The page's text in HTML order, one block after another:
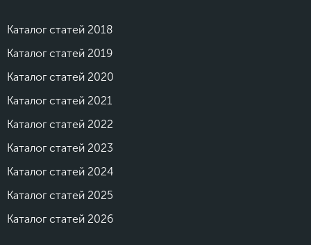
Каталог статей 2018
Каталог статей 2019
Каталог статей 2020
Каталог статей 2021
Каталог статей 2022
Каталог статей 2023
Каталог статей 2024
Каталог статей 2025
Каталог статей 2026